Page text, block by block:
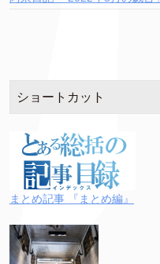
ショートカット
まとめ記事 『まとめ編』